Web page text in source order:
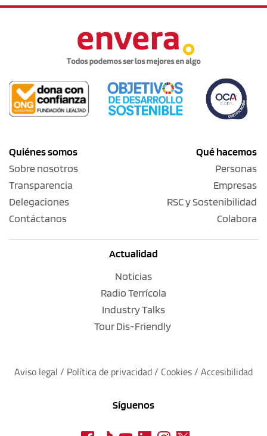
Quiénes somos
Sobre nosotros
Transparencia
Delegaciones
Contáctanos
Qué hacemos
Personas
Empresas
RSC y Sostenibilidad
Colabora
Actualidad
Noticias
Radio Terrícola
Industry Talks
Tour Dis-Friendly
Aviso legal / Política de privacidad / Cookies / Accesibilidad
Síguenos